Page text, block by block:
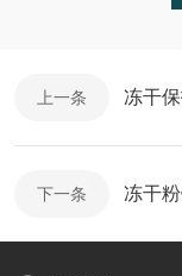
上一条 冻干
下一条 冻干